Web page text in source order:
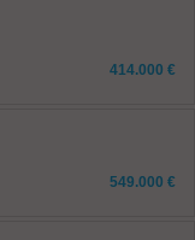
414.000 €
549.000 €